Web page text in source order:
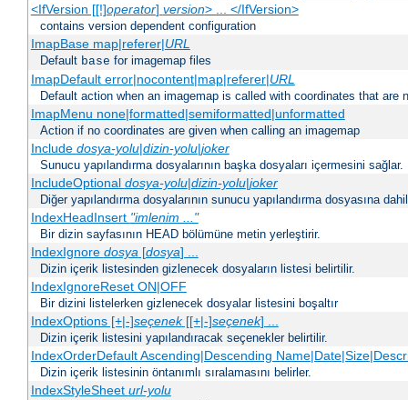
<IfVersion [[!]operator] version> ... </IfVersion>
contains version dependent configuration
ImapBase map|referer|URL
Default base for imagemap files
ImapDefault error|nocontent|map|referer|URL
Default action when an imagemap is called with coordinates that are
ImapMenu none|formatted|semiformatted|unformatted
Action if no coordinates are given when calling an imagemap
Include dosya-yolu|dizin-yolu|joker
Sunucu yapılandırma dosyalarının başka dosyaları içermesini sağlar.
IncludeOptional dosya-yolu|dizin-yolu|joker
Diğer yapılandırma dosyalarının sunucu yapılandırma dosyasına
IndexHeadInsert "imlenim ..."
Bir dizin sayfasının HEAD bölümüne metin yerleştirir.
IndexIgnore dosya[dosya] ...
Dizin içerik listesinden gizlenecek dosyaların listesi belirtilir.
IndexIgnoreReset ON|OFF
Bir dizini listelerken gizlenecek dosyalar listesini boşaltır
IndexOptions [+|-]seçenek[[+|-]seçenek] ...
Dizin içerik listesini yapılandıracak seçenekler belirtilir.
IndexOrderDefault Ascending|Descending
Dizin içerik listesinin öntanımlı sıralamasını belirler.
IndexStyleSheet url-yolu